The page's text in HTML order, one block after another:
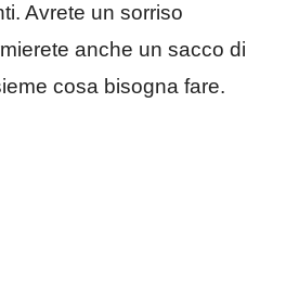
Avrete un sorriso
anche un sacco di
cosa bisogna fare.